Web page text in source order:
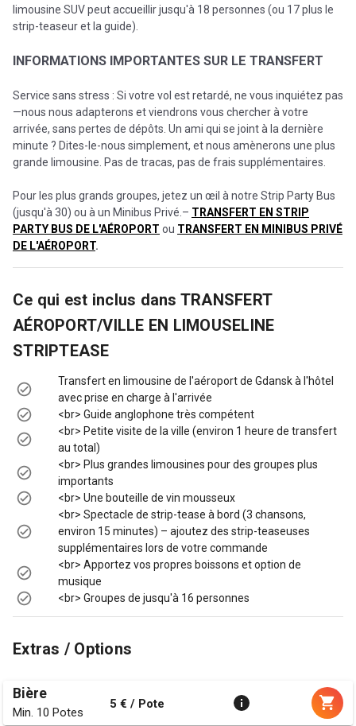
limousine SUV peut accueillir jusqu'à 18 personnes (ou 17 plus le
strip-teaseur et la guide).
INFORMATIONS IMPORTANTES SUR LE TRANSFERT
Service sans stress : Si votre vol est retardé, ne vous inquiétez pas
—nous nous adapterons et viendrons vous chercher à votre
arrivée, sans pertes de dépôts. Un ami qui se joint à la dernière
minute ? Dites-le-nous simplement, et nous amènerons une plus
grande limousine. Pas de tracas, pas de frais supplémentaires.
Pour les plus grands groupes, jetez un œil à notre Strip Party Bus
(jusqu'à 30) ou à un Minibus Privé.– TRANSFERT EN STRIP
PARTY BUS DE L'AÉROPORT ou TRANSFERT EN MINIBUS PRIVÉ
DE L'AÉROPORT.
Ce qui est inclus dans TRANSFERT
AÉROPORT/VILLE EN LIMOUSELINE
STRIPTEASE
Transfert en limousine de l'aéroport de Gdansk à l'hôtel
avec prise en charge à l'arrivée
<br> Guide anglophone très compétent
<br> Petite visite de la ville (environ 1 heure de transfert
au total)
<br> Plus grandes limousines pour des groupes plus
importants
<br> Une bouteille de vin mousseux
<br> Spectacle de strip-tease à bord (3 chansons,
environ 15 minutes) – ajoutez des strip-teaseuses
supplémentaires lors de votre commande
<br> Apportez vos propres boissons et option de
musique
<br> Groupes de jusqu'à 16 personnes
Extras / Options
Bière
Min. 10 Potes
5 € / Pote